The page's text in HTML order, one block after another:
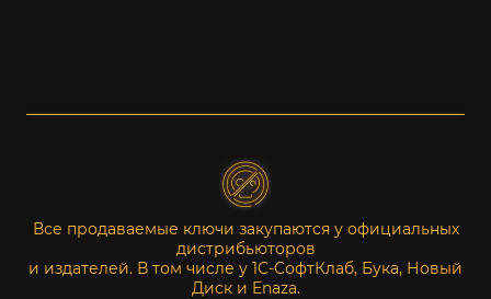
Все продаваемые ключи закупаются у официальных
дистрибьюторов
и издателей. В том числе у 1С-СофтКлаб, Бука, Новый
Диск и Enaza.